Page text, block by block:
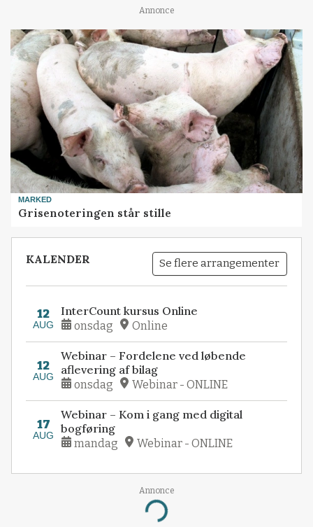
Annonce
MARKED
Grisenoteringen står stille
KALENDER Se flere arrangementer
12
AUG
InterCount kursus Online
onsdag Online
12
AUG
Webinar – Fordelene ved løbende
aflevering af bilag
onsdag Webinar - ONLINE
17
AUG
Webinar – Kom i gang med digital
bogføring
mandag Webinar - ONLINE
Annonce